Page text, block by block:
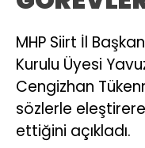
MHP Siirt İl
Kurulu Üyesi
Cengizhan
sözlerle
ettiğini açıkladı.